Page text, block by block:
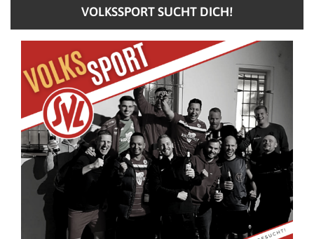
VOLKSSPORT SUCHT DICH!